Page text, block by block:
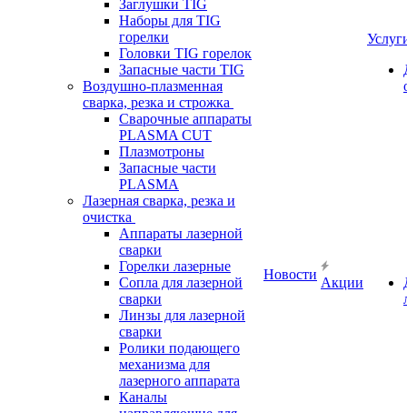
Заглушки TIG
Наборы для TIG
горелки
Головки TIG горелок
Запасные части TIG
Воздушно-плазменная
сварка, резка и строжка
Сварочные аппараты
PLASMA CUT
Плазмотроны
Запасные части
PLASMA
Лазерная сварка, резка и
очистка
Аппараты лазерной
сварки
Горелки лазерные
Сопла для лазерной
сварки
Линзы для лазерной
сварки
Ролики подающего
механизма для
лазерного аппарата
Каналы
Новости
Акции